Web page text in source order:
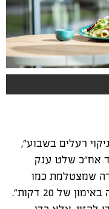
רעלים בשבוע",
אח"כ שלט ענק
שמצטלמת כמו
קמפיין אופנה; ובהמשך "שרפו את זה באימון של 20 דקות".